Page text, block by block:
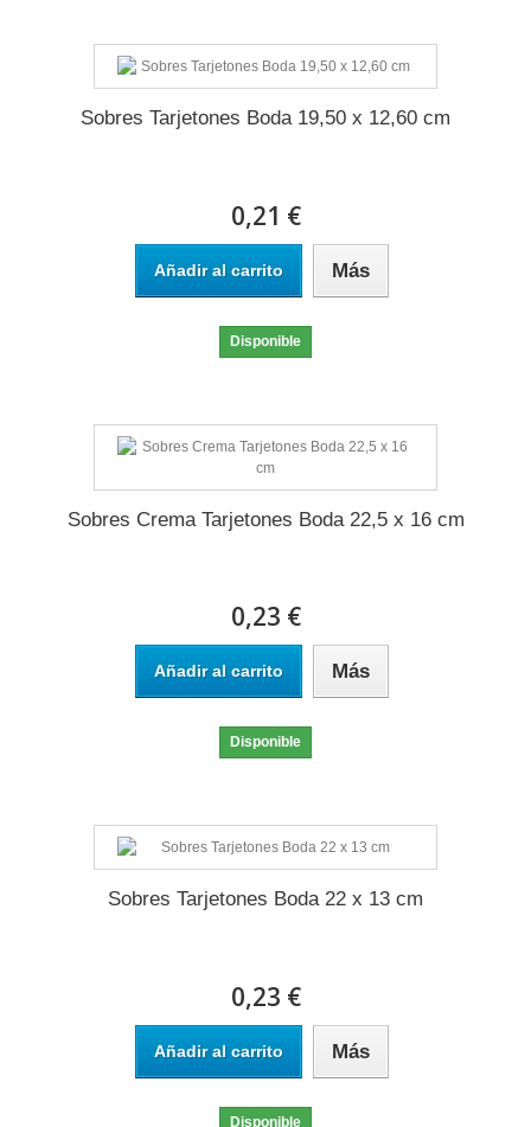
Sobres Tarjetones Boda 19,50 x 12,60 cm
0,21 €
Añadir al carrito Más
Disponible
Sobres Crema Tarjetones Boda 22,5 x 16 cm
0,23 €
Añadir al carrito Más
Disponible
Sobres Tarjetones Boda 22 x 13 cm
0,23 €
Añadir al carrito Más
Disponible